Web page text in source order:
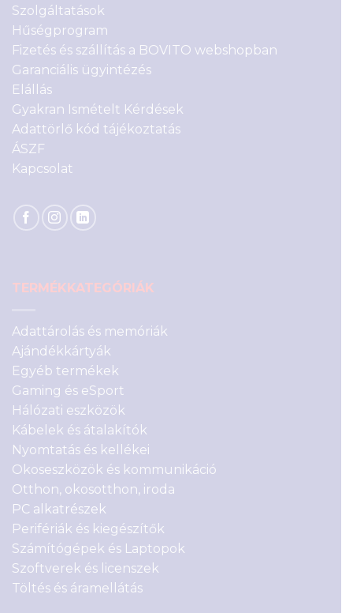
Szolgáltatások
Hűségprogram
Fizetés és szállítás a BOVITO webshopban
Garanciális ügyintézés
Elállás
Gyakran Ismételt Kérdések
Adattörlő kód tájékoztatás
ÁSZF
Kapcsolat
TERMÉKKATEGÓRIÁK
Adattárolás és memóriák
Ajándékkártyák
Egyéb termékek
Gaming és eSport
Hálózati eszközök
Kábelek és átalakítók
Nyomtatás és kellékei
Okoseszközök és kommunikáció
Otthon, okosotthon, iroda
PC alkatrészek
Perifériák és kiegészítők
Számítógépek és Laptopok
Szoftverek és licenszek
Töltés és áramellátás